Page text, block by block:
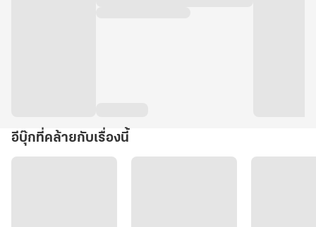
อีบุ๊กที่คล้ายกับเรื่องนี้